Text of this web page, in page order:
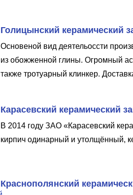
Голицынский керамический
Основеной вид деятельоссти
из обожженной глины. Огромный
также тротуарный клинкер.
Карасевский керамический
В 2014 году ЗАО «Карасевский
кирпич одинарный и утолщённый,
Краснополянский